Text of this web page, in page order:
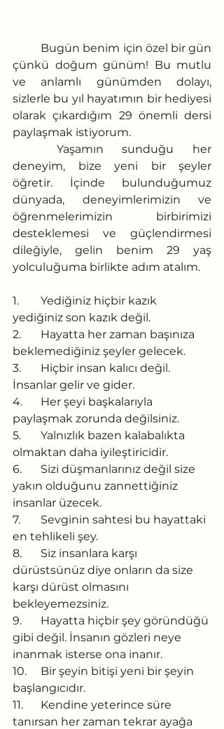
çünkü doğum günüm! Bu mutlu
ve anlamlı günümden dolayı,
sizlerle bu yıl hayatımın bir hediyesi
olarak çıkardığım 29 önemli dersi
paylaşmak istiyorum.
deneyim, bize yeni bir şeyler
öğretir. İçinde bulunduğumuz
dünyada, deneyimlerimizin ve
öğrenmelerimizin birbirimizi
desteklemesi ve güçlendirmesi
dileğiyle, gelin benim 29 yaş
yolculuğuma birlikte adım atalım.
1.	Yediğiniz hiçbir kazık
yediğiniz son kazık değil.
2.	Hayatta her zaman başınıza
beklemediğiniz şeyler gelecek.
3.	Hiçbir insan kalıcı değil.
İnsanlar gelir ve gider.
4.	Her şeyi başkalarıyla
paylaşmak zorunda değilsiniz.
5.	Yalnızlık bazen kalabalıkta
olmaktan daha iyileştiricidir.
6.	Sizi düşmanlarınız değil size
yakın olduğunu zannettiğiniz
insanlar üzecek.
7.	Sevginin sahtesi bu hayattaki
en tehlikeli şey.
8.	Siz insanlara karşı
dürüstsünüz diye onların da size
karşı dürüst olmasını
bekleyemezsiniz.
9.	Hayatta hiçbir şey göründüğü
gibi değil. İnsanın gözleri neye
inanmak isterse ona inanır.
10.	Bir şeyin bitişi yeni bir şeyin
başlangıcıdır.
11.	Kendine yeterince süre
tanırsan her zaman tekrar ayağa